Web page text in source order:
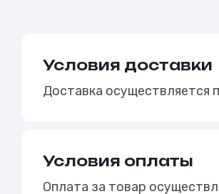
Условия доставки
Доставка осуществляется
Условия оплаты
Оплата за товар